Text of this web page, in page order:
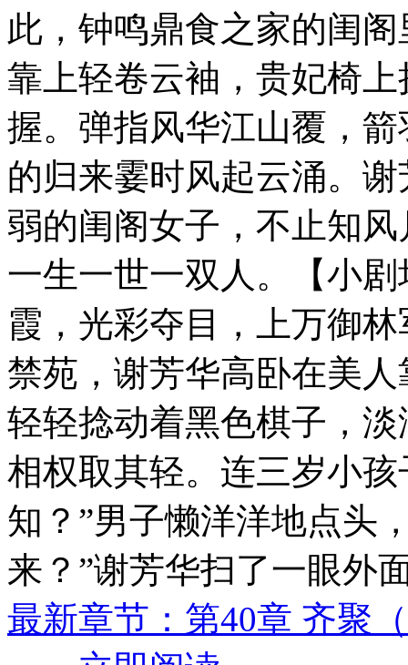
此，钟鸣鼎食之家的闺
靠上轻卷云袖，贵妃椅
握。弹指风华江山覆，
的归来霎时风起云涌。
弱的闺阁女子，不止知
一生一世一双人。【小
霞，光彩夺目，上万御
禁苑，谢芳华高卧在美
轻轻捻动着黑色棋子，
相权取其轻。连三岁小
知？”男子懒洋洋地点头
来？”谢芳华扫了一眼外
最新章节：第40章 齐聚